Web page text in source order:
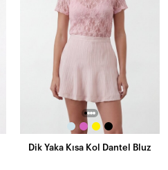
Dik Yaka Kısa Kol Dantel Bluz